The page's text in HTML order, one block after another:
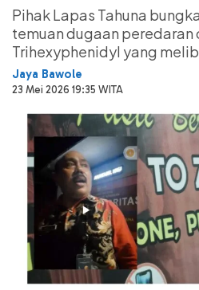
Pihak Lapas Tahuna
temuan dugaan peredaran
Trihexyphenidyl yang
Jaya Bawole
23 Mei 2026 19:35 WITA